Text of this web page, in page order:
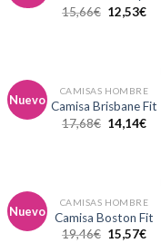
15,66€ 12,53€
Nuevo
CAMISAS HOMBRE
Camisa Brisbane Fit
17,68€ 14,14€
Nuevo
CAMISAS HOMBRE
Camisa Boston Fit
19,46€ 15,57€